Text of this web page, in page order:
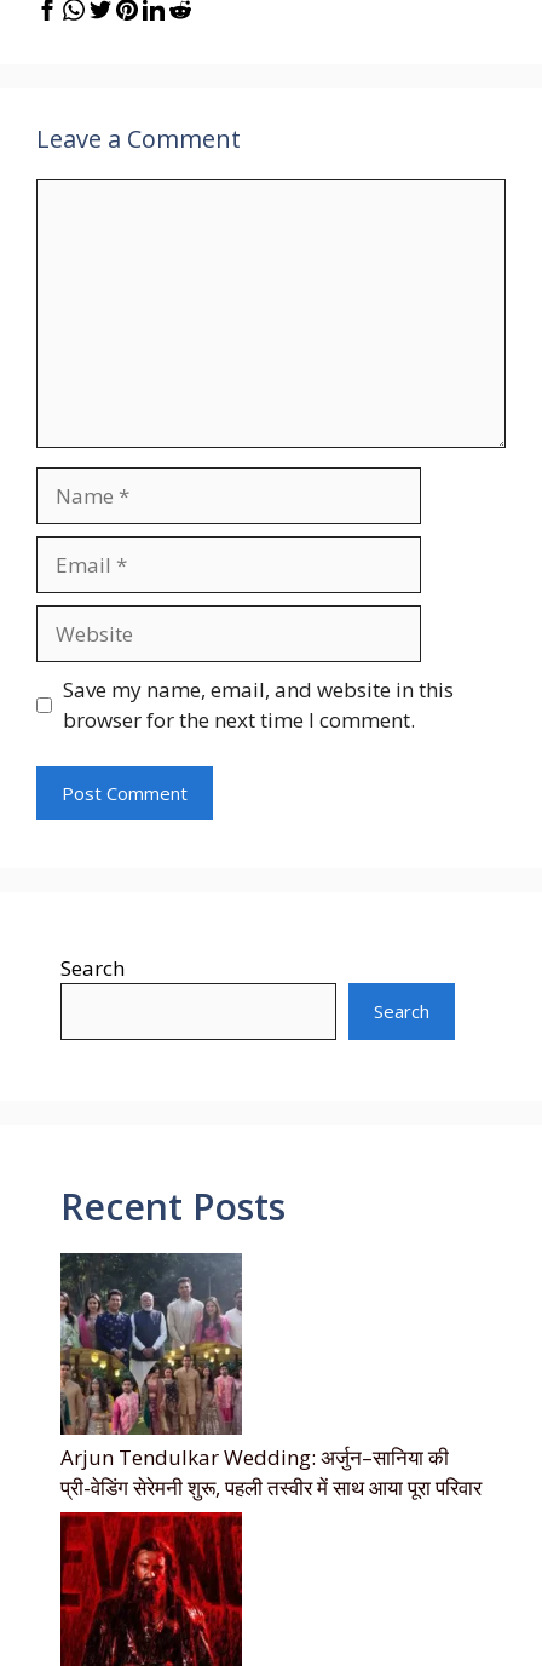
Leave a Comment
Save my name, email, and website in this
browser for the next time I comment.
Search
Search
Recent Posts
Arjun Tendulkar Wedding: अर्जुन–सानिया की
प्री-वेडिंग सेरेमनी शुरू, पहली तस्वीर में साथ आया पूरा परिवार